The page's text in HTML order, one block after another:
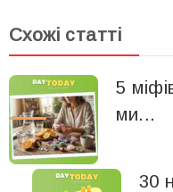
Схожі статті
5
ми...
30